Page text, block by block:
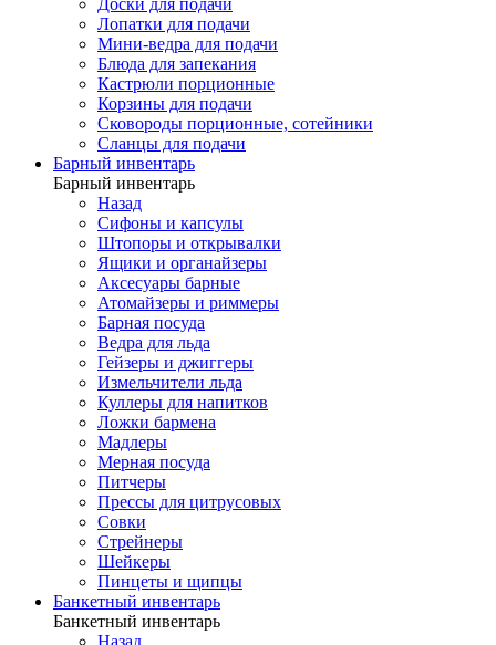
Лопатки для подачи
Мини-ведра для подачи
Блюда для запекания
Кастрюли порционные
Корзины для подачи
Сковороды порционные, сотейники
Сланцы для подачи
Барный инвентарь
Барный инвентарь
Назад
Сифоны и капсулы
Штопоры и открывалки
Ящики и органайзеры
Аксесуары барные
Атомайзеры и риммеры
Барная посуда
Ведра для льда
Гейзеры и джиггеры
Измельчители льда
Куллеры для напитков
Ложки бармена
Мадлеры
Мерная посуда
Питчеры
Прессы для цитрусовых
Совки
Стрейнеры
Шейкеры
Пинцеты и щипцы
Банкетный инвентарь
Банкетный инвентарь
Назад